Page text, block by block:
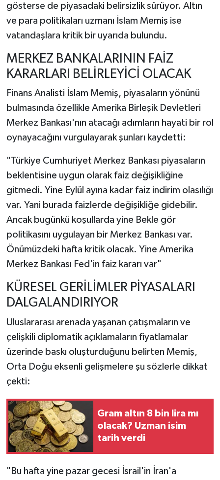
gösterse de piyasadaki belirsizlik sürüyor. Altın
ve para politikaları uzmanı İslam Memiş ise
vatandaşlara kritik bir uyarıda bulundu.
MERKEZ BANKALARININ FAİZ
KARARLARI BELİRLEYİCİ OLACAK
Finans Analisti İslam Memiş, piyasaların yönünü
bulmasında özellikle Amerika Birleşik Devletleri
Merkez Bankası'nın atacağı adımların hayati bir rol
oynayacağını vurgulayarak şunları kaydetti:
"Türkiye Cumhuriyet Merkez Bankası piyasaların
beklentisine uygun olarak faiz değişikliğine
gitmedi. Yine Eylül ayına kadar faiz indirim olasılığı
var. Yani burada faizlerde değişikliğe gidebilir.
Ancak bugünkü koşullarda yine Bekle gör
politikasını uygulayan bir Merkez Bankası var.
Önümüzdeki hafta kritik olacak. Yine Amerika
Merkez Bankası Fed'in faiz kararı var"
KÜRESEL GERİLİMLER PİYASALARI
DALGALANDIRIYOR
Uluslararası arenada yaşanan çatışmaların ve
çelişkili diplomatik açıklamaların fiyatlamalar
üzerinde baskı oluşturduğunu belirten Memiş,
Orta Doğu eksenli gelişmelere şu sözlerle dikkat
çekti:
Gram altın 8 bin lira mı
olacak? Uzman isim
tarih verdi
"Bu hafta yine pazar gecesi İsrail'in İran'a